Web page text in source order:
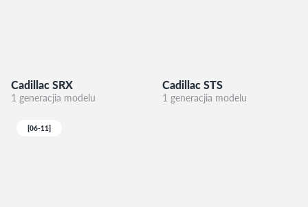
Cadillac SRX
1 generacjia modelu
Cadillac STS
1 generacjia modelu
[06-11]